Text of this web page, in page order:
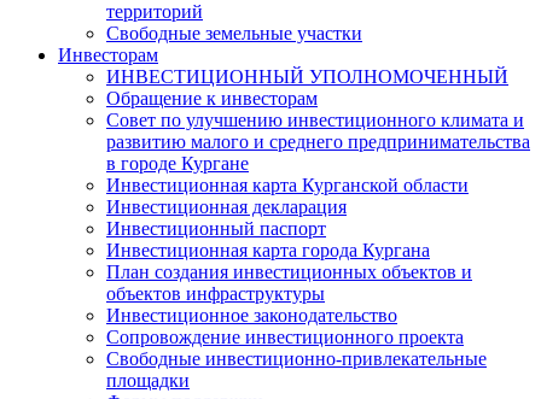
территорий
Свободные земельные участки
Инвесторам
ИНВЕСТИЦИОННЫЙ УПОЛНОМОЧЕННЫЙ
Обращение к инвесторам
Совет по улучшению инвестиционного климата и
развитию малого и среднего предпринимательства
в городе Кургане
Инвестиционная карта Курганской области
Инвестиционная декларация
Инвестиционный паспорт
Инвестиционная карта города Кургана
План создания инвестиционных объектов и
объектов инфраструктуры
Инвестиционное законодательство
Сопровождение инвестиционного проекта
Свободные инвестиционно-привлекательные
площадки